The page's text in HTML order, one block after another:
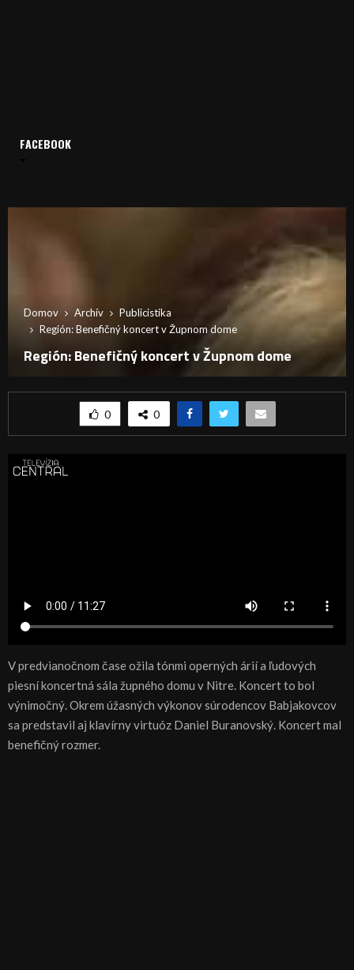
Domov Archív
Publicistika
Región: Benefičný koncert v Župnom dome
Región: Benefičný koncert v Župnom dome
0 0
V predvianočnom čase ožila tónmi operných árií a ľudových
piesní koncertná sála župného domu v Nitre. Koncert to bol
výnimočný. Okrem úžasných výkonov súrodencov Babjakovcov
sa predstavil aj klavírny virtuóz Daniel Buranovský. Koncert mal
benefičný rozmer.
FACEBOOK